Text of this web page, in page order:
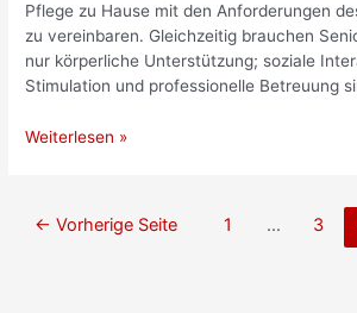
Pflege zu Hause mit den Anforderungen
zu vereinbaren. Gleichzeitig brauchen
nur körperliche Unterstützung; soziale
Stimulation und professionelle Betreuung
Tagespflege
Gewinn
Weiterlesen »
Seitennummerierung
← Vorherige Seite 1 … 3